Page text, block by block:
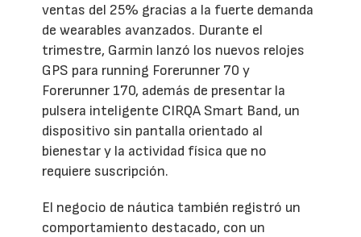
ventas del 25% gracias a la fuerte demanda
de wearables avanzados. Durante el
trimestre, Garmin lanzó los nuevos relojes
GPS para running Forerunner 70 y
Forerunner 170, además de presentar la
pulsera inteligente CIRQA Smart Band, un
dispositivo sin pantalla orientado al
bienestar y la actividad física que no
requiere suscripción.
El negocio de náutica también registró un
comportamiento destacado, con un